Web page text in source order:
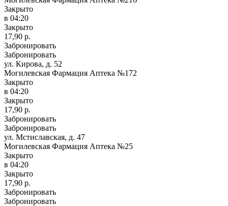
Закрыто
в 04:20
Закрыто
17,90 р.
Забронировать
Забронировать
ул. Кирова, д. 52
Могилевская Фармация Аптека №172
Закрыто
в 04:20
Закрыто
17,90 р.
Забронировать
Забронировать
ул. Мстиславская, д. 47
Могилевская Фармация Аптека №25
Закрыто
в 04:20
Закрыто
17,90 р.
Забронировать
Забронировать